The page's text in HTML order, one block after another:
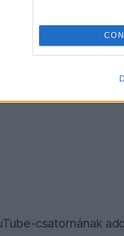
csatornának